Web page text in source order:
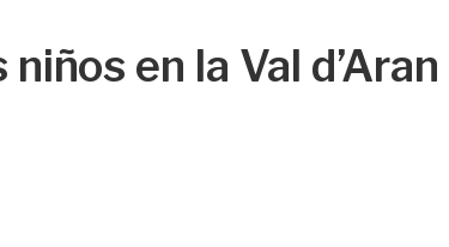
en la Val d’Aran